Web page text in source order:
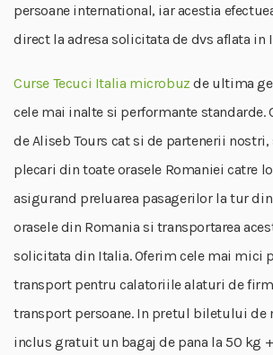
persoane international, iar acestia
direct la adresa solicitata de dvs aflata in
Curse Tecuci Italia microbuz de ultima
cele mai inalte si performante standarde.
de Aliseb Tours cat si de partenerii nostri,
plecari din toate orasele Romaniei catre
asigurand preluarea pasagerilor la tur
orasele din Romania si transportarea
solicitata din Italia. Oferim cele mai mici
transport pentru calatoriile alaturi de
transport persoane. In pretul biletului de
inclus gratuit un bagaj de pana la 50 kg